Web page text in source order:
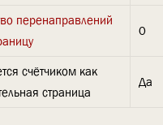
перенаправлений
0
счётчиком как
страница
Да